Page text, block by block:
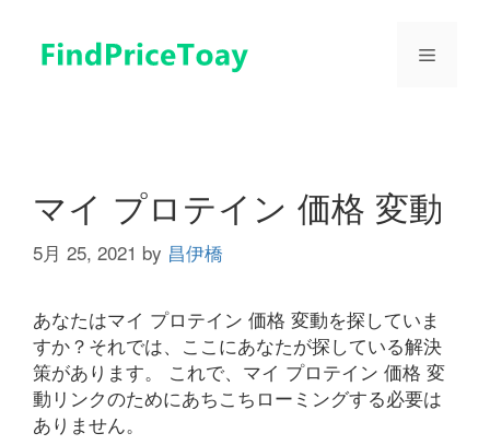
メ
マイ プロテイン 価格 変動
5月 25, 2021 by 昌伊橋
あなたはマイ プロテイン 価格 変動を探していま
すか？それでは、ここにあなたが探している解決
策があります。 これで、マイ プロテイン 価格 変
動リンクのためにあちこちローミングする必要は
ありません。